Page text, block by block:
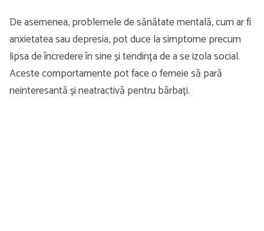
De asemenea, problemele de sănătate mentală, cum ar fi
anxietatea sau depresia, pot duce la simptome precum
lipsa de încredere în sine și tendința de a se izola social.
Aceste comportamente pot face o femeie să pară
neinteresantă și neatractivă pentru bărbați.